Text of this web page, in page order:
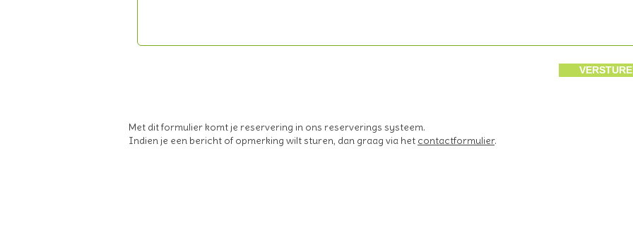
Met dit formulier komt je reservering in ons reserverings systeem.
Indien je een bericht of opmerking wilt sturen, dan graag via het contactformulier.